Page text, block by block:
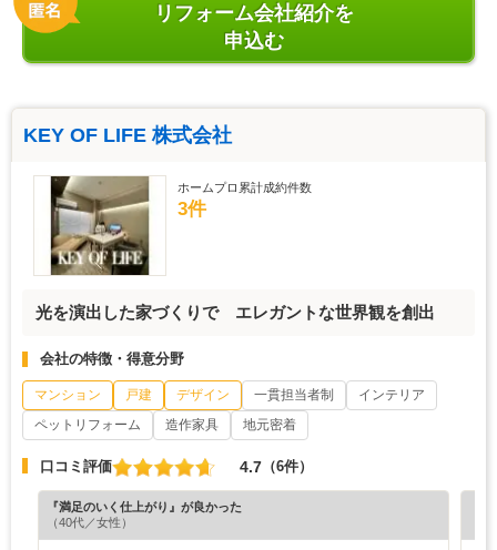
リフォーム会社紹介を
申込む
KEY OF LIFE 株式会社
ホームプロ累計成約件数
3件
光を演出した家づくりで エレガントな世界観を創出
会社の特徴・得意分野
マンション 戸建 デザイン 一貫担当者制
インテリア
ペットリフォーム
造作家具 地元密着
口コミ評価 4.7 （6件）
『満足のいく仕上がり』が良かった
（40代／女性）